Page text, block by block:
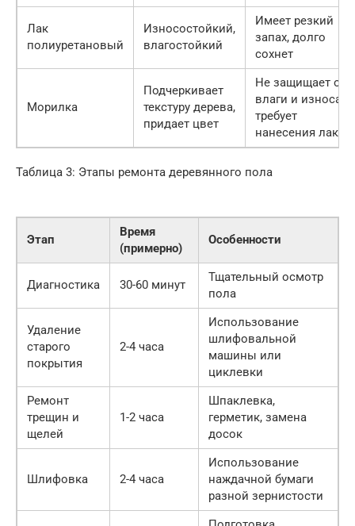
Лак
полиуретановый
Износостойкий,
влагостойкий
Имеет резкий
запах, долго
сохнет
Морилка
Подчеркивает
текстуру дерева,
придает цвет
Не защищает от
влаги и износа,
требует
нанесения лака
Таблица 3: Этапы ремонта деревянного пола
Этап
Время
(примерно)
Особенности
Диагностика 30-60 минут
Тщательный осмотр
пола
Удаление
старого
покрытия
2-4 часа
Использование
шлифовальной
машины или
циклевки
Ремонт
трещин и
щелей
1-2 часа
Шпаклевка,
герметик, замена
досок
Шлифовка 2-4 часа
Использование
наждачной бумаги
разной зернистости